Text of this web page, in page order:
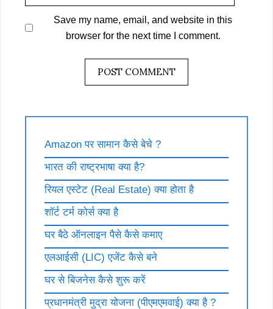
Save my name, email, and website in this
browser for the next time I comment.
Amazon पर सामान कैसे बेचे ?
भारत की राष्ट्रभाषा क्या है?
रियल एस्टेट (Real Estate) क्या होता है
शॉर्ट टर्म कोर्स क्या है
घर बैठे ऑनलाइन पैसे कैसे कमाए
एलआईसी (LIC) एजेंट कैसे बने
घर से बिजनेस कैसे शुरू करें
प्रधानमंत्री मुद्रा योजना (पीएमएमवाई) क्या है ?